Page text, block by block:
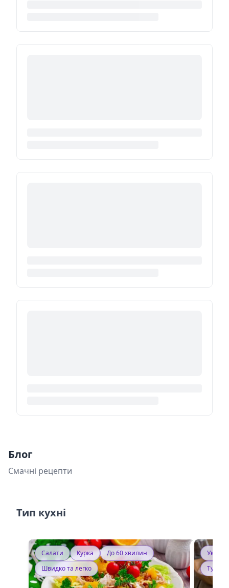
Блог
Смачні рецепти
Тип кухні
Салати Курка
До 60 хвилин
Швидко та легко